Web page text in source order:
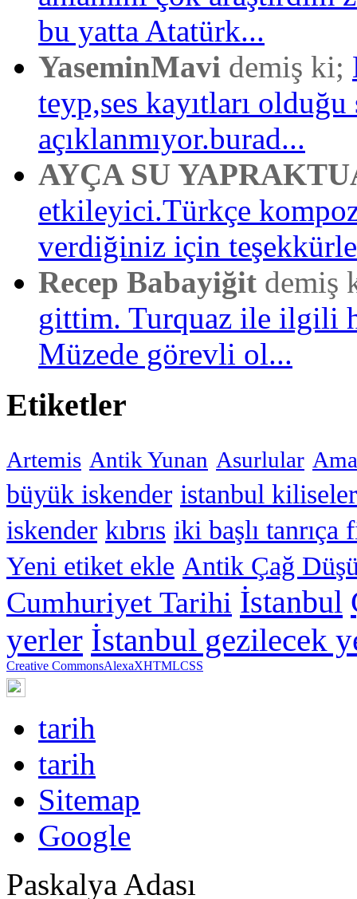
bu yatta Atatürk...
YaseminMavi demiş ki;
teyp,ses kayıtları
açıklanmıyor.burad...
AYÇA SU
etkileyici.Türkçe
verdiğiniz için
Recep Babayiğit demiş
gittim. Turquaz ile ilgili
Müzede görevli ol...
Etiketler
Artemis Antik Yunan Asurlular
büyük iskender istanbul
iskender kıbrıs iki başlı tanrıça
Yeni etiket ekle Antik Çağ
Cumhuriyet Tarihi İstanbul
yerler İstanbul gezilecek
Creative CommonsAlexaXHTMLCSS
tarih
tarih
Sitemap
Google
Paskalya Adası